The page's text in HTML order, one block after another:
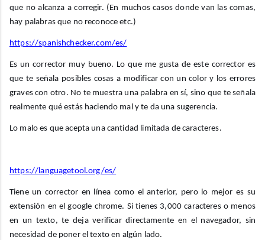
que no alcanza a corregir. (En muchos casos donde van las comas,
hay palabras que no reconoce etc.)
https://spanishchecker.com/es/
Es un corrector muy bueno. Lo que me gusta de este corrector es
que te señala posibles cosas a modificar con un color y los errores
graves con otro. No te muestra una palabra en sí, sino que te señala
realmente qué estás haciendo mal y te da una sugerencia.
Lo malo es que acepta una cantidad limitada de caracteres.
https://languagetool.org/es/
Tiene un corrector en línea como el anterior, pero lo mejor es su
extensión en el google chrome. Si tienes 3,000 caracteres o menos
en un texto, te deja verificar directamente en el navegador, sin
necesidad de poner el texto en algún lado.